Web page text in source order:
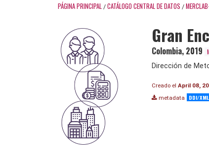
PÁGINA PRINCIPAL / CATÁLOGO CENTRAL DE DATOS /
Gran
Colombia, 2019
Dirección de
Creado el April 08,
metadata DDI/XML